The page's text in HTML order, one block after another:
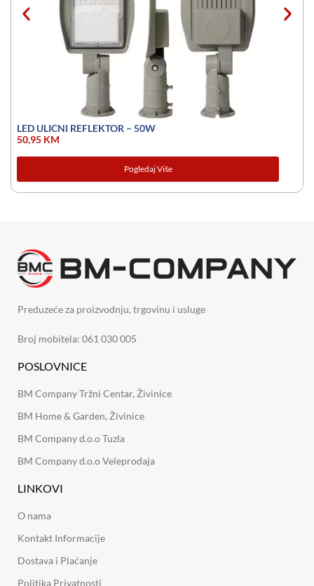
LED ULICNI REFLEKTOR – 50W
50,95 KM
Pogledaj Više
Preduzeće za proizvodnju, trgovinu i usluge
Broj mobitela: 061 030 005
POSLOVNICE
BM Company Tržni Centar, Živinice
BM Home & Garden, Živinice
BM Company d.o.o Tuzla
BM Company d.o.o Veleprodaja
LINKOVI
O nama
Kontakt Informacije
Dostava i Plaćanje
Politika Privatnosti